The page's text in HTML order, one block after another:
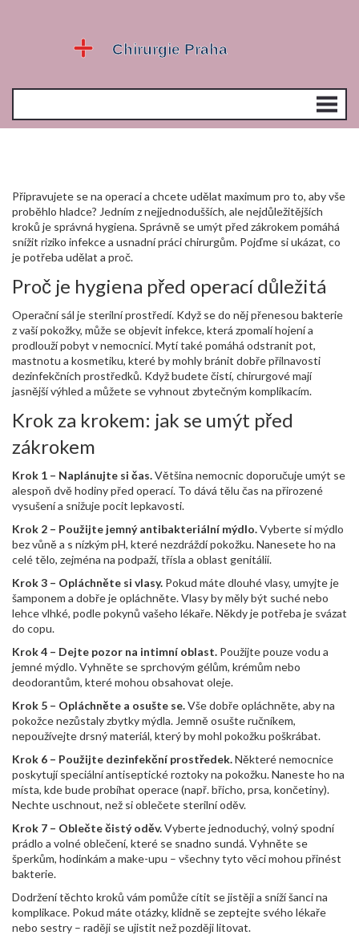
Připravujete se na operaci a chcete udělat maximum pro to, aby vše
proběhlo hladce? Jedním z nejjednodušších, ale nejdůležitějších
kroků je správná hygiena. Správně se umýt před zákrokem pomáhá
snížit riziko infekce a usnadní práci chirurgům. Pojďme si ukázat, co
je potřeba udělat a proč.
Proč je hygiena před operací důležitá
Operační sál je sterilní prostředí. Když se do něj přenesou bakterie
z vaší pokožky, může se objevit infekce, která zpomalí hojení a
prodlouží pobyt v nemocnici. Mytí také pomáhá odstranit pot,
mastnotu a kosmetiku, které by mohly bránit dobře přilnavosti
dezinfekčních prostředků. Když budete čistí, chirurgové mají
jasnější výhled a můžete se vyhnout zbytečným komplikacím.
Krok za krokem: jak se umýt před
zákrokem
Krok 1 – Naplánujte si čas.Většina nemocnic doporučuje umýt se
alespoň dvě hodiny před operací. To dává tělu čas na přirozené
vysušení a snižuje pocit lepkavosti.
Krok 2 – Použijte jemný antibakteriální mýdlo.Vyberte si mýdlo
bez vůně a s nízkým pH, které nezdráždí pokožku. Nanesete ho na
celé tělo, zejména na podpaží, třísla a oblast genitálií.
Krok 3 – Opláchněte si vlasy. Pokud máte dlouhé vlasy, umyjte je
šamponem a dobře je opláchněte. Vlasy by měly být suché nebo
lehce vlhké, podle pokynů vašeho lékaře. Někdy je potřeba je svázat
do copu.
Krok 4 – Dejte pozor na intimní oblast. Použijte pouze vodu a
jemné mýdlo. Vyhněte se sprchovým gélům, krémům nebo
deodorantům, které mohou obsahovat oleje.
Krok 5 – Opláchněte a osušte se.Vše dobře opláchněte, aby na
pokožce nezůstaly zbytky mýdla. Jemně osušte ručníkem,
nepoužívejte drsný materiál, který by mohl pokožku poškrábat.
Krok 6 – Použijte dezinfekční prostředek.Některé nemocnice
poskytují speciální antiseptické roztoky na pokožku. Naneste ho na
místa, kde bude probíhat operace (např. břicho, prsa, končetiny).
Nechte uschnout, než si oblečete sterilní oděv.
Krok 7 – Oblečte čistý oděv.Vyberte jednoduchý, volný spodní
prádlo a volné oblečení, které se snadno sundá. Vyhněte se
šperkům, hodinkám a make-upu – všechny tyto věci mohou přinést
bakterie.
Dodržení těchto kroků vám pomůže cítit se jistěji a sníží šanci na
komplikace. Pokud máte otázky, klidně se zeptejte svého lékaře
nebo sestry – raději se ujistit než později litovat.